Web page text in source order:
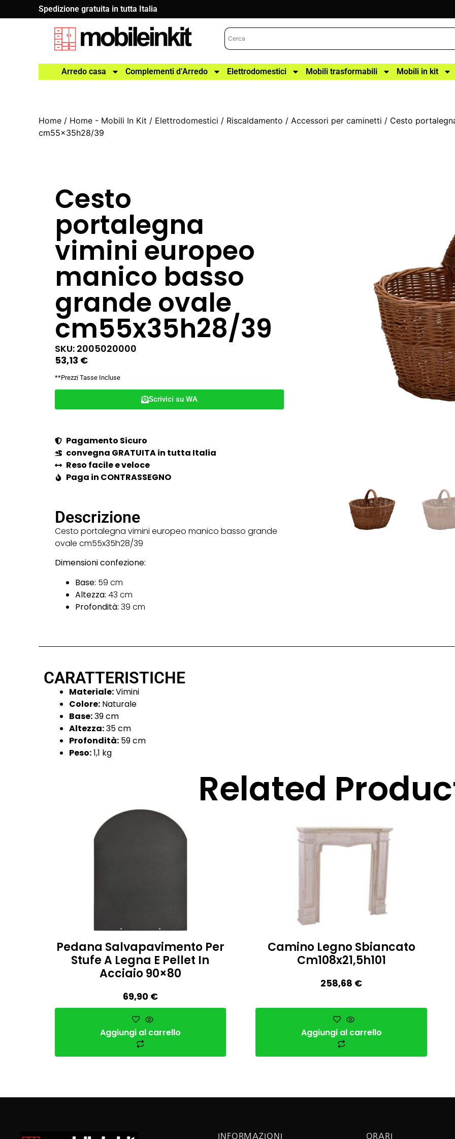
Spedizione gratuita in tutta Italia
Arredo casa Complementi d’Arredo Elettrodomestici Mobili trasformabili Mobili in kit
Home / Home - Mobili In Kit / Elettrodomestici / Riscaldamento /Accessori per caminetti / Cesto
cm55x35h28/39
Cesto
portalegna
vimini europeo
manico basso
grande ovale
cm55x35h28/39
SKU: 2005020000
53,13 €
**Prezzi Tasse Incluse
Scrivici su WA
Pagamento Sicuro
convegna GRATUITA in tutta Italia
Reso facile e veloce
Paga in CONTRASSEGNO
Descrizione
Cesto portalegna vimini europeo manico basso grande
ovale cm55x35h28/39
Dimensioni confezione:
Base: 59 cm
Altezza: 43 cm
Profondità: 39 cm
CARATTERISTICHE
Materiale:Vimini
Colore: Naturale
Base:39 cm
Altezza:35 cm
Profondità: 59 cm
Peso:1,1 kg
Related
Pedana Salvapavimento Per
Stufe A Legna E Pellet In
Acciaio 90×80
69,90 €
Aggiungi al carrello
Camino Legno Sbiancato
Cm108x21,5h101
258,68 €
Aggiungi al carrello
INFORMAZIONI ORARI